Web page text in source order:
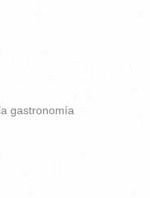
gastronomía